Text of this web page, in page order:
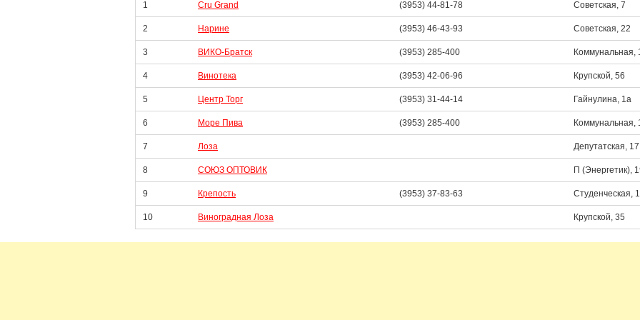
1 Cru Grand (3953) 44-81-78 Советская, 7
2 Нарине (3953) 46-43-93 Советская, 22
3 ВИКО-Братск (3953) 285-400 Коммунальная,
4 Винотека (3953) 42-06-96 Крупской, 56
5 Центр Торг (3953) 31-44-14 Гайнулина, 1а
6 Море Пива (3953) 285-400 Коммунальная,
7 Лоза Депутатская, 17
8 СОЮЗ ОПТОВИК П (Энергетик),
9 Крепость (3953) 37-83-63 Студенческая,
10 Виноградная Лоза Крупской, 35